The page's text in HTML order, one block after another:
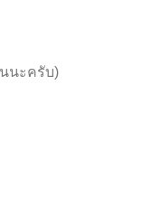
นะครับ)